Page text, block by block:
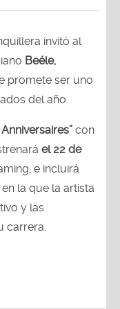
invitó al
Beéle,
promete ser uno
del año.
con
el 22 de
e incluirá
la que la artista
y las
carrera.